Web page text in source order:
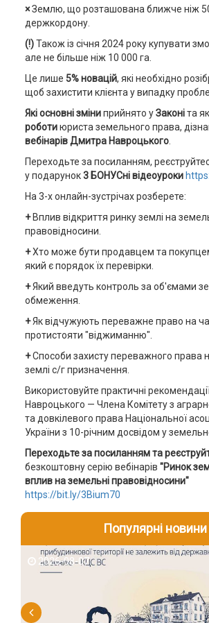
×Землю, що розташована ближче ніж
держкордону.
(!)Також із січня 2024 року купувати
але не більше ніж 10 000 га.
Це лише 5% новацій, які необхідно
щоб захистити клієнта у випадку
Які основні зміниприйнято уЗаконіта
роботиюриста земельного права,
вебінарів Дмитра Навроцького.
Переходьте за посиланням,
у подарунок3 БОНУСні відеоуроки
На 3-х онлайн-зустрічах розберете:
+Вплив відкриття ринку землі на
правовідносини.
+Хто може бути продавцем та
який є порядок їх перевірки.
+Який введуть контроль за об'ємами
обмеження.
+Як відчужують переважне право на
протистояти "віджиманню".
+Способи захисту переважного права
землі с/г призначення.
Використовуйте практичні
Навроцького — Члена Комітету з
та довкілевого права Національної
України з 10-річним досвідом у
Переходьте за посиланням та
безкоштовну серію вебінарів "Ринок
вплив на земельні правовідносини"
https://bit.ly/3Bium70
Популярні новини
2026-08-07